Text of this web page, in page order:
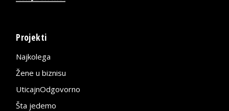
Projekti
Najkolega
Žene u biznisu
UticajnOdgovorno
Šta jedemo